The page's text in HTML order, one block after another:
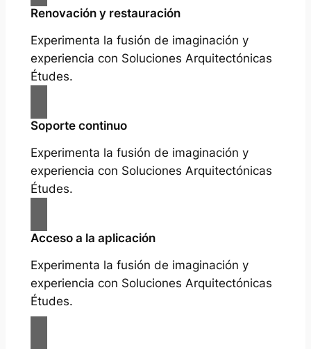
Renovación y restauración
Experimenta la fusión de imaginación y
experiencia con Soluciones Arquitectónicas
Études.
Soporte continuo
Experimenta la fusión de imaginación y
experiencia con Soluciones Arquitectónicas
Études.
Acceso a la aplicación
Experimenta la fusión de imaginación y
experiencia con Soluciones Arquitectónicas
Études.